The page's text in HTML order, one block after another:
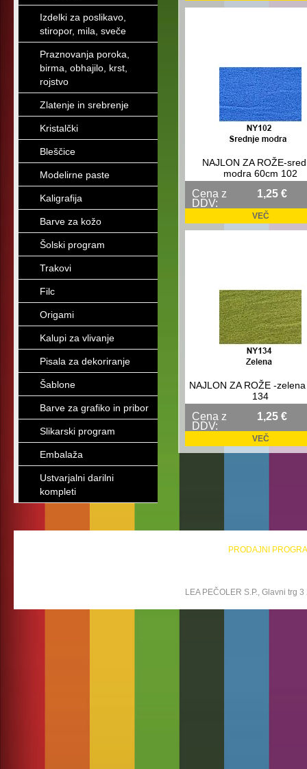
Izdelki za poslikavo,
stiropor, mila, sveče
Praznovanja poroka,
birma, obhajilo, krst,
rojstvo
Zlatenje in srebrenje
Kristalčki
Bleščice
Modelirne paste
Kaligrafija
Barve za kožo
Šolski program
Trakovi
Filc
Origami
Kalupi za vlivanje
Pisala za dekoriranje
Šablone
Barve za grafiko in pribor
Slikarski program
Embalaža
Ustvarjalni darilni
kompleti
NAJLON ZA ROŽE-
modra 60cm 102
Cena z
DDV:
1,25 €
VEČ
NAJLON ZA ROŽE -
134
Cena z
DDV:
1,25 €
VEČ
PRODAJNI
LEA PEČOLER S.P., Glavni trg